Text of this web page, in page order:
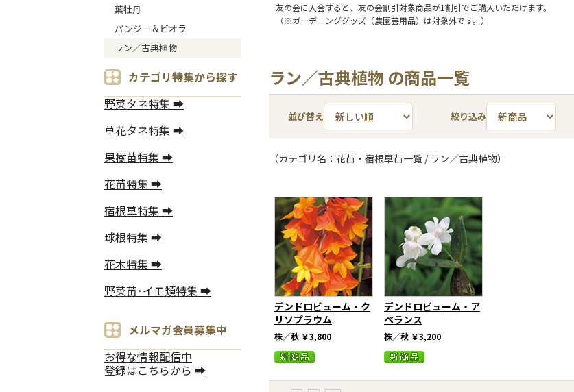
葉牡丹
パンジー＆ビオラ
ラン／古典植物
カテゴリ特集から探す
野菜タネ特集 ➡
草花タネ特集 ➡
果樹苗特集 ➡
花苗特集 ➡
宿根草特集 ➡
球根特集 ➡
花木特集 ➡
野菜苗･イモ類特集 ➡
メルマガ会員募集中
お得な情報配信中
登録はこちらから ➡
友の会に入会すると、友の会割引対象商品が1割引でご購入いただけます。
（※ガーデニンググッズ（農園芸用品）は対象外です。）
ラン／古典植物 の商品一覧
並び替え 絞り込み
（カテゴリ名：花苗・宿根草苗一覧 / ラン／古典植物）
デンドロビューム・ク
リソプラウム
株／秋 ￥3,800
デンドロビューム・ア
ベランス
株／秋 ￥3,200